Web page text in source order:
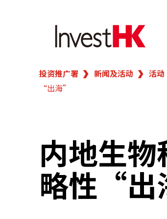
繁 简
香港营商优势
新闻及活动
业务领域
投资推广署 新闻及活动 活动
“出海”
内地生
略性“出